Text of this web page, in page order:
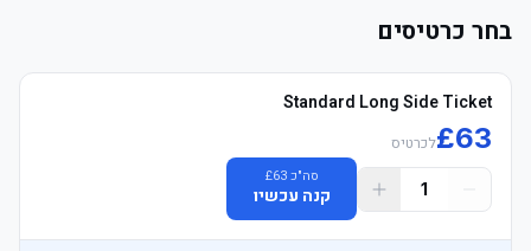
בחר כרטיסים
Standard Long Side Ticket
£63 לכרטיס
1
סה"כ £63
קנה עכשיו